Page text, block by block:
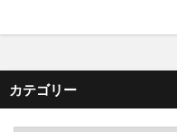
カテゴリー